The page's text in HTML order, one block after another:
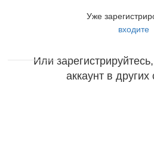
Уже
входите
Или
аккаунт в других